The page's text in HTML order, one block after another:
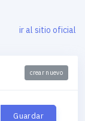
ir al sitio oficial
crear nuevo